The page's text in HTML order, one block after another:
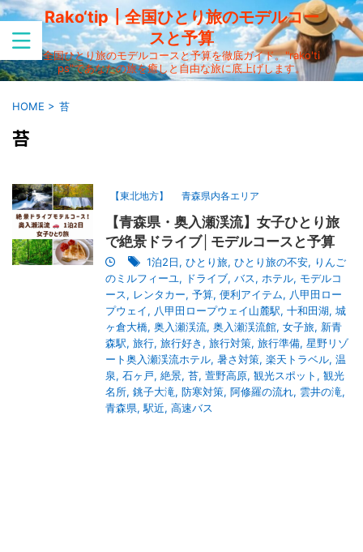
Rako‘tip┃全国ひとり旅のモデルコー
スと予算
全国ひとり旅のモデルコースと予算を徹底ガイド。"rako'ti
ps"であなたの旅を癒しと自由な旅に底上げします。
HOME > 苔
苔
【東北地方】 青森県内各エリア
【青森県・奥入瀬渓流】女子ひとり旅
で絶景ドライブ│モデルコースと予算
1泊2日, ひとり旅, ひとり旅の不安, りんご
のミルフィーユ, ドライブ, バス, ホテル, モデルコ
ース, レンタカー, 予算, 便利アイテム, 八甲田ロー
プウェイ, 八甲田ロープウェイ山麓駅, 十和田湖, 城
ヶ倉大橋, 奥入瀬渓流, 奥入瀬渓流館, 女子旅, 新青
森駅, 旅行, 旅行好き , 旅行対策, 旅行準備, 星野リゾ
ート奥入瀬渓流ホテル, 暑さ対策, 楽天トラベル, 温
泉, 石ヶ戸, 絶景, 苔, 萱野高原, 観光スポット , 観光
名所, 銚子大滝, 防寒対策, 阿修羅の流れ, 雲井の滝,
青森県, 駅近, 高速バス